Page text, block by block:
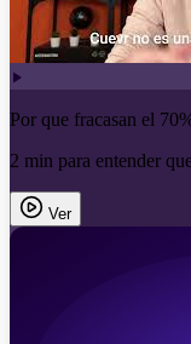
Por que fracasan el
2 min para entender
Ver